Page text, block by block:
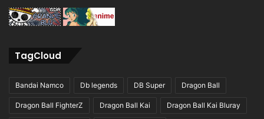
TagCloud
Bandai Namco Db legends DB Super Dragon Ball
Dragon Ball FighterZ Dragon Ball Kai Dragon Ball Kai Bluray